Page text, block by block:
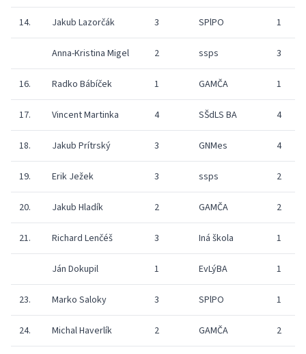
14. Jakub Lazorčák 3 SPlPO 1
Anna-Kristina Migel 2 ssps 3
16. Radko Bábíček 1 GAMČA 1
17. Vincent Martinka 4 SŠdLS BA 4
18. Jakub Prítrský 3 GNMes 4
19. Erik Ježek 3 ssps 2
20. Jakub Hladík 2 GAMČA 2
21. Richard Lenčéš 3 Iná škola 1
Ján Dokupil 1 EvLýBA 1
23. Marko Saloky 3 SPlPO 1
24. Michal Haverlík 2 GAMČA 2